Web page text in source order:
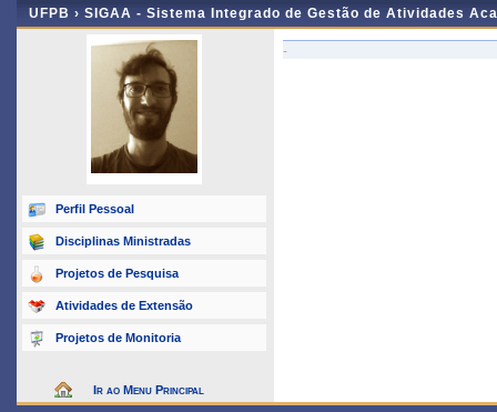
UFPB › SIGAA - Sistema Integrado de Gestão de Atividades
Perfil Pessoal
Disciplinas Ministradas
Projetos de Pesquisa
Atividades de Extensão
Projetos de Monitoria
Ir ao Menu Principal
-